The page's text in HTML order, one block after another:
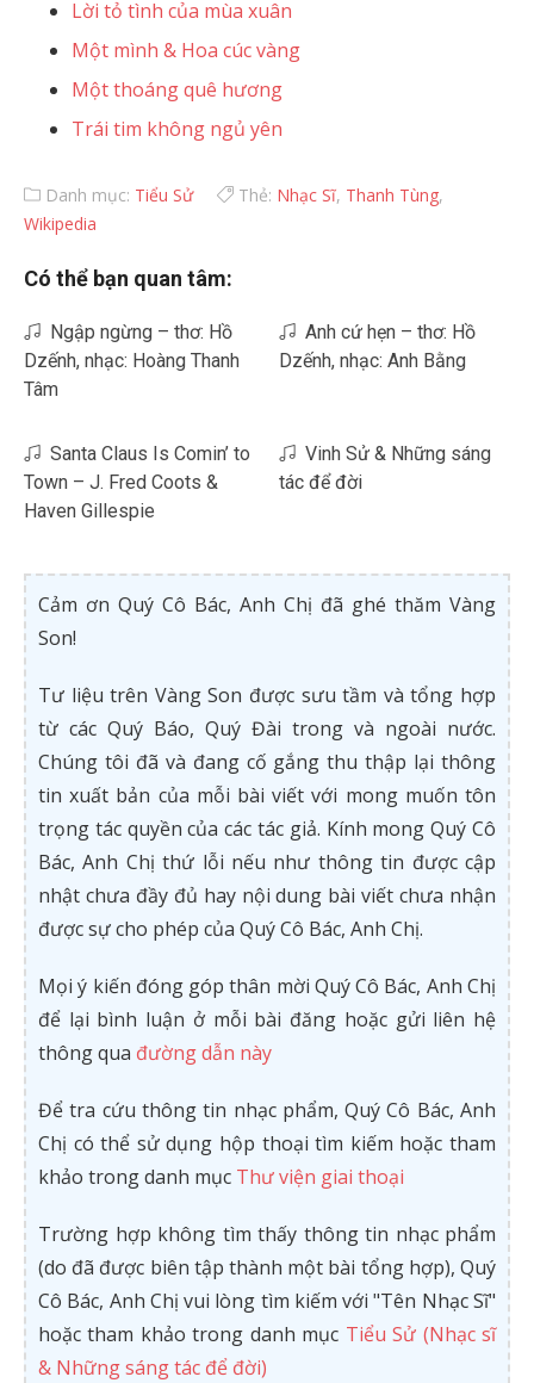
Lời tỏ tình của mùa xuân
Một mình & Hoa cúc vàng
Một thoáng quê hương
Trái tim không ngủ yên
Danh mục: Tiểu Sử Thẻ: Nhạc Sĩ, Thanh Tùng,
Wikipedia
Có thể bạn quan tâm:
Ngập ngừng – thơ: Hồ
Dzếnh, nhạc: Hoàng Thanh
Tâm
Anh cứ hẹn – thơ: Hồ
Dzếnh, nhạc: Anh Bằng
Santa Claus Is Comin’ to
Town – J. Fred Coots &
Haven Gillespie
Vinh Sử & Những sáng
tác để đời
Cảm ơn Quý Cô Bác, Anh Chị đã ghé thăm Vàng
Son!
Tư liệu trên Vàng Son được sưu tầm và tổng hợp
từ các Quý Báo, Quý Đài trong và ngoài nước.
Chúng tôi đã và đang cố gắng thu thập lại thông
tin xuất bản của mỗi bài viết với mong muốn tôn
trọng tác quyền của các tác giả. Kính mong Quý Cô
Bác, Anh Chị thứ lỗi nếu như thông tin được cập
nhật chưa đầy đủ hay nội dung bài viết chưa nhận
được sự cho phép của Quý Cô Bác, Anh Chị.
Mọi ý kiến đóng góp thân mời Quý Cô Bác, Anh Chị
để lại bình luận ở mỗi bài đăng hoặc gửi liên hệ
thông qua đường dẫn này
Để tra cứu thông tin nhạc phẩm, Quý Cô Bác, Anh
Chị có thể sử dụng hộp thoại tìm kiếm hoặc tham
khảo trong danh mục Thư viện giai thoại
Trường hợp không tìm thấy thông tin nhạc phẩm
(do đã được biên tập thành một bài tổng hợp), Quý
Cô Bác, Anh Chị vui lòng tìm kiếm với "Tên Nhạc Sĩ"
hoặc tham khảo trong danh mục Tiểu Sử (Nhạc sĩ
& Những sáng tác để đời)